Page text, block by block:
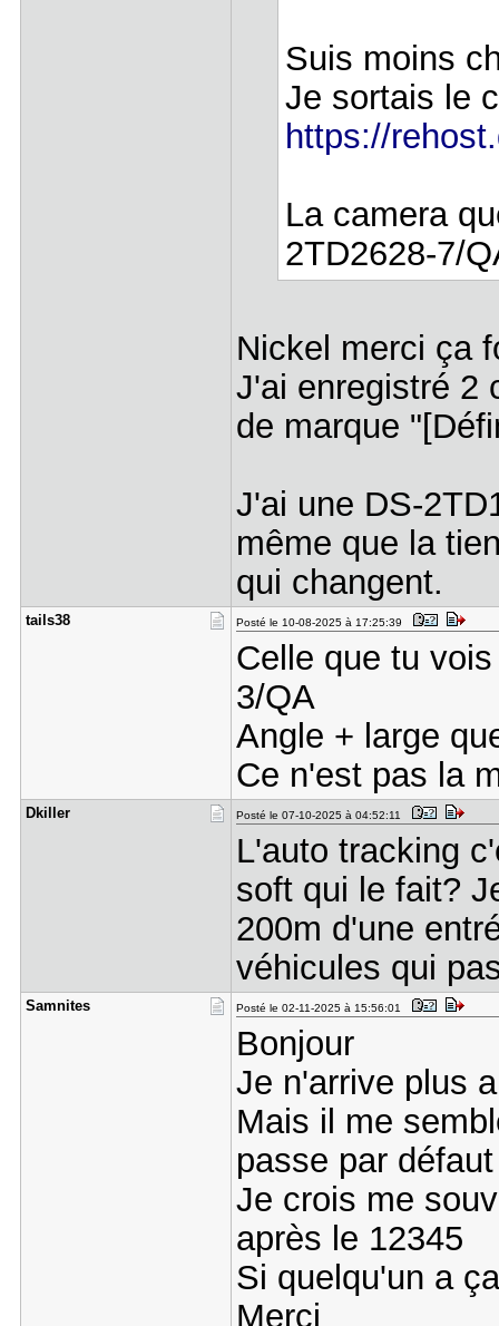
Suis moins
Je sortais le
https://
La camera
2TD2628-7/
Nickel merci ça
J'ai enregistré 2
de marque
J'ai une DS-
même que la
qui changent.
tails38 Posté le 10-08-2025 à 17:25:39
Celle que tu
3/QA
Angle + large
Ce n'est pas la
Dkiller Posté le 07-10-2025 à 04:52:11
L'auto tracking
soft qui le fait?
200m d'une
véhicules qui
Samnites Posté le 02-11-2025 à 15:56:01
Bonjour
Je n'arrive plus
Mais il me
passe par
Je crois me
après le 12345
Si quelqu'un a
Merci